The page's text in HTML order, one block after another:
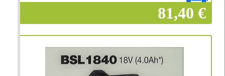
81,40 €